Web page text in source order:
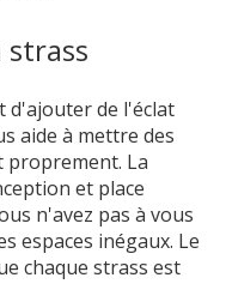
strass
d'ajouter de l'éclat
aide à mettre des
proprement. La
et place
n'avez pas à vous
espaces inégaux. Le
chaque strass est